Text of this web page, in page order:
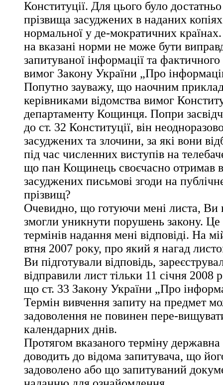
Конституції. Для цього було
прізвища засуджених в наданих
нормальної у де-мократичних
на вказані норми не може бути
запитуваної інформації та
вимог Закону України „Про
Попутно зауважу, що наочним
керівниками відомства вимог
департаменту Кощинця. Попри
до ст. 32 Конституції, він
засуджених та злочини, за які вони
під час численних виступів на
що пан Кощинець своєчасно отримав
засуджених письмові згоди на
прізвищ?
Очевидно, що готуючи мені листа, Ви
змогли уникнути порушень закону. Це
термінів надання мені відповіді. На
втня 2007 року, про який я нагад
Ви підготували відповідь,
відправили лист тільки 11 січня 2008
що ст. 33 Закону України „Про
Термін вивчення запиту на предмет
задоволення не повинен пере-
календарних днів.
Протягом вказаного терміну
доводить до відома запитувача, що
задоволено або що запитуваний